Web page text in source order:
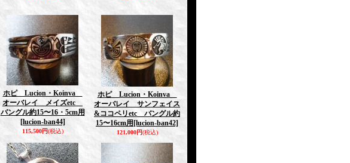
ホピ Lucion・Koinva
オーバレイ メイズetc
バングル約15〜16・5cm用
[lucion-ban44]
115,500円(税込)
ホピ Lucion・Koinva
オーバレイ サンフェイス
&ココペリetc バングル約
15〜16cm用 [lucion-ban42]
121,000円(税込)